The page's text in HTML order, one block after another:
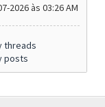
2026 às 03:26 AM
threads
posts